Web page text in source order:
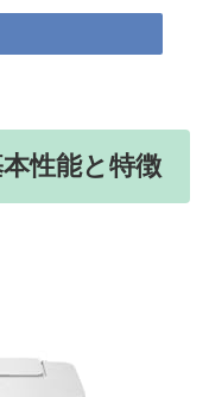
性能と特徴